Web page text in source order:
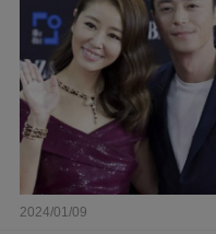
2024/01/09